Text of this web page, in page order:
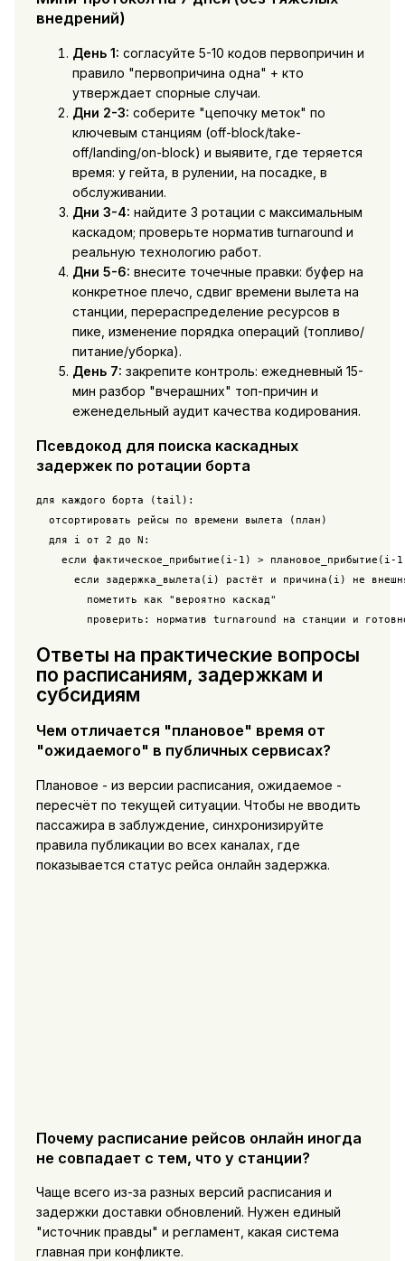
внедрений)
День 1: согласуйте 5-10 кодов первопричин и
правило "первопричина одна" + кто
утверждает спорные случаи.
Дни 2-3: соберите "цепочку меток" по
ключевым станциям (off-block/take-
off/landing/on-block) и выявите, где теряется
время: у гейта, в рулении, на посадке, в
обслуживании.
Дни 3-4: найдите 3 ротации с максимальным
каскадом; проверьте норматив turnaround и
реальную технологию работ.
Дни 5-6: внесите точечные правки: буфер на
конкретное плечо, сдвиг времени вылета на
станции, перераспределение ресурсов в
пике, изменение порядка операций (топливо/
питание/уборка).
День 7: закрепите контроль: ежедневный 15-
мин разбор "вчерашних" топ-причин и
еженедельный аудит качества кодирования.
Псевдокод для поиска каскадных
задержек по ротации борта
для каждого борта (tail):
  отсортировать рейсы по времени вылета (план)
  для i от 2 до N:
если фактическое_прибытие(i-1) > плановое_прибытие(i-
если задержка_вылета(i) растёт и причина(i) не
        пометить как "вероятно каскад"
проверить: норматив turnaround на станции и
Ответы на практические вопросы
по расписаниям, задержкам и
субсидиям
Чем отличается "плановое" время от
"ожидаемого" в публичных сервисах?
Плановое - из версии расписания, ожидаемое -
пересчёт по текущей ситуации. Чтобы не вводить
пассажира в заблуждение, синхронизируйте
правила публикации во всех каналах, где
показывается статус рейса онлайн задержка.
Почему расписание рейсов онлайн иногда
не совпадает с тем, что у станции?
Чаще всего из-за разных версий расписания и
задержки доставки обновлений. Нужен единый
"источник правды" и регламент, какая система
главная при конфликте.